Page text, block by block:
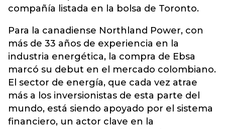
compañía listada en la bolsa de Toronto.
Para la canadiense Northland Power, con
más de 33 años de experiencia en la
industria energética, la compra de Ebsa
marcó su debut en el mercado colombiano.
El sector de energía, que cada vez atrae
más a los inversionistas de esta parte del
mundo, está siendo apoyado por el sistema
financiero, un actor clave en la